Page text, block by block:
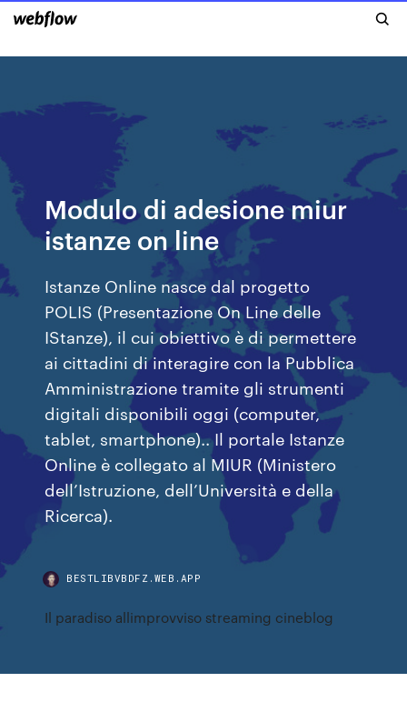
Modulo di adesione miur
istanze on line
Istanze Online nasce dal progetto
POLIS (Presentazione On Line delle
IStanze), il cui obiettivo è di permettere
ai cittadini di interagire con la Pubblica
Amministrazione tramite gli strumenti
digitali disponibili oggi (computer,
tablet, smartphone).. Il portale Istanze
Online è collegato al MIUR (Ministero
dell’Istruzione, dell’Università e della
Ricerca).
BESTLIBVBDFZ.WEB.APP
Il paradiso allimprovviso streaming cineblog